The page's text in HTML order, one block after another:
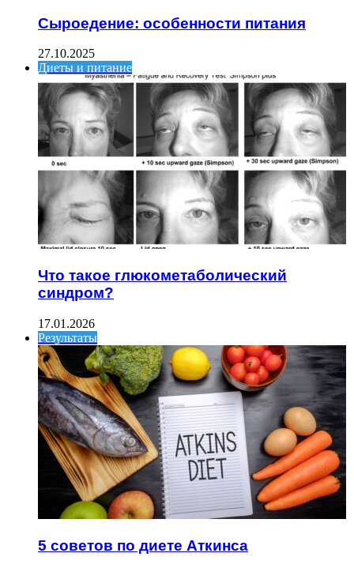
Сыроедение: особенности питания
27.10.2025
Диеты и питание
Что такое глюкометаболический
синдром?
17.01.2026
Результаты
5 советов по диете Аткинса